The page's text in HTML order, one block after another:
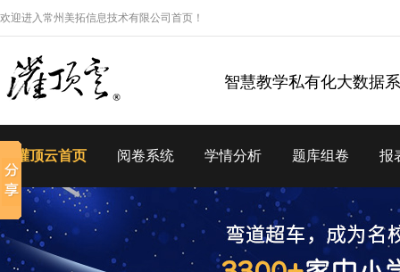
欢迎进入常州美拓信息技术有限公司首页！
智慧教学私有化大数据
灌顶云首页 阅卷系统 学情分析 题库组卷 报